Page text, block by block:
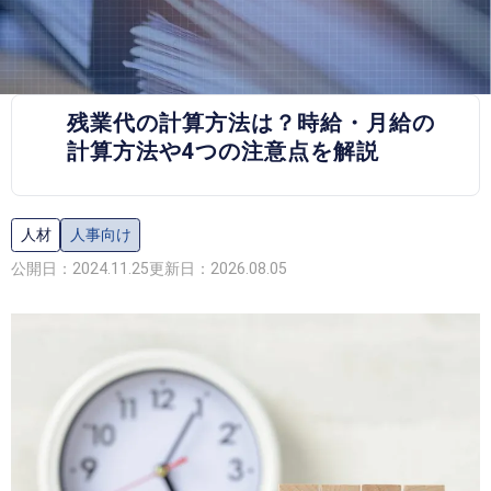
PRESS RELEASE
残業代の計算方法は？時給・月給の
計算方法や4つの注意点を解説
人材
人事向け
公開日：2024.11.25更新日：2026.08.05